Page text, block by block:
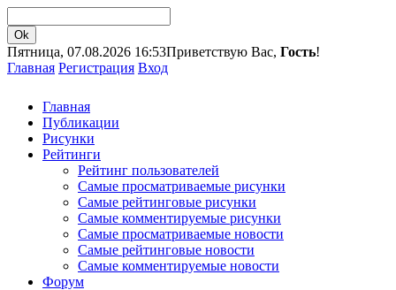
Пятница, 07.08.2026 16:53Приветствую Вас, Гость!
Главная Регистрация Вход
Главная
Публикации
Рисунки
Рейтинги
Рейтинг пользователей
Самые просматриваемые рисунки
Самые рейтинговые рисунки
Самые комментируемые рисунки
Самые просматриваемые новости
Самые рейтинговые новости
Самые комментируемые новости
Форум